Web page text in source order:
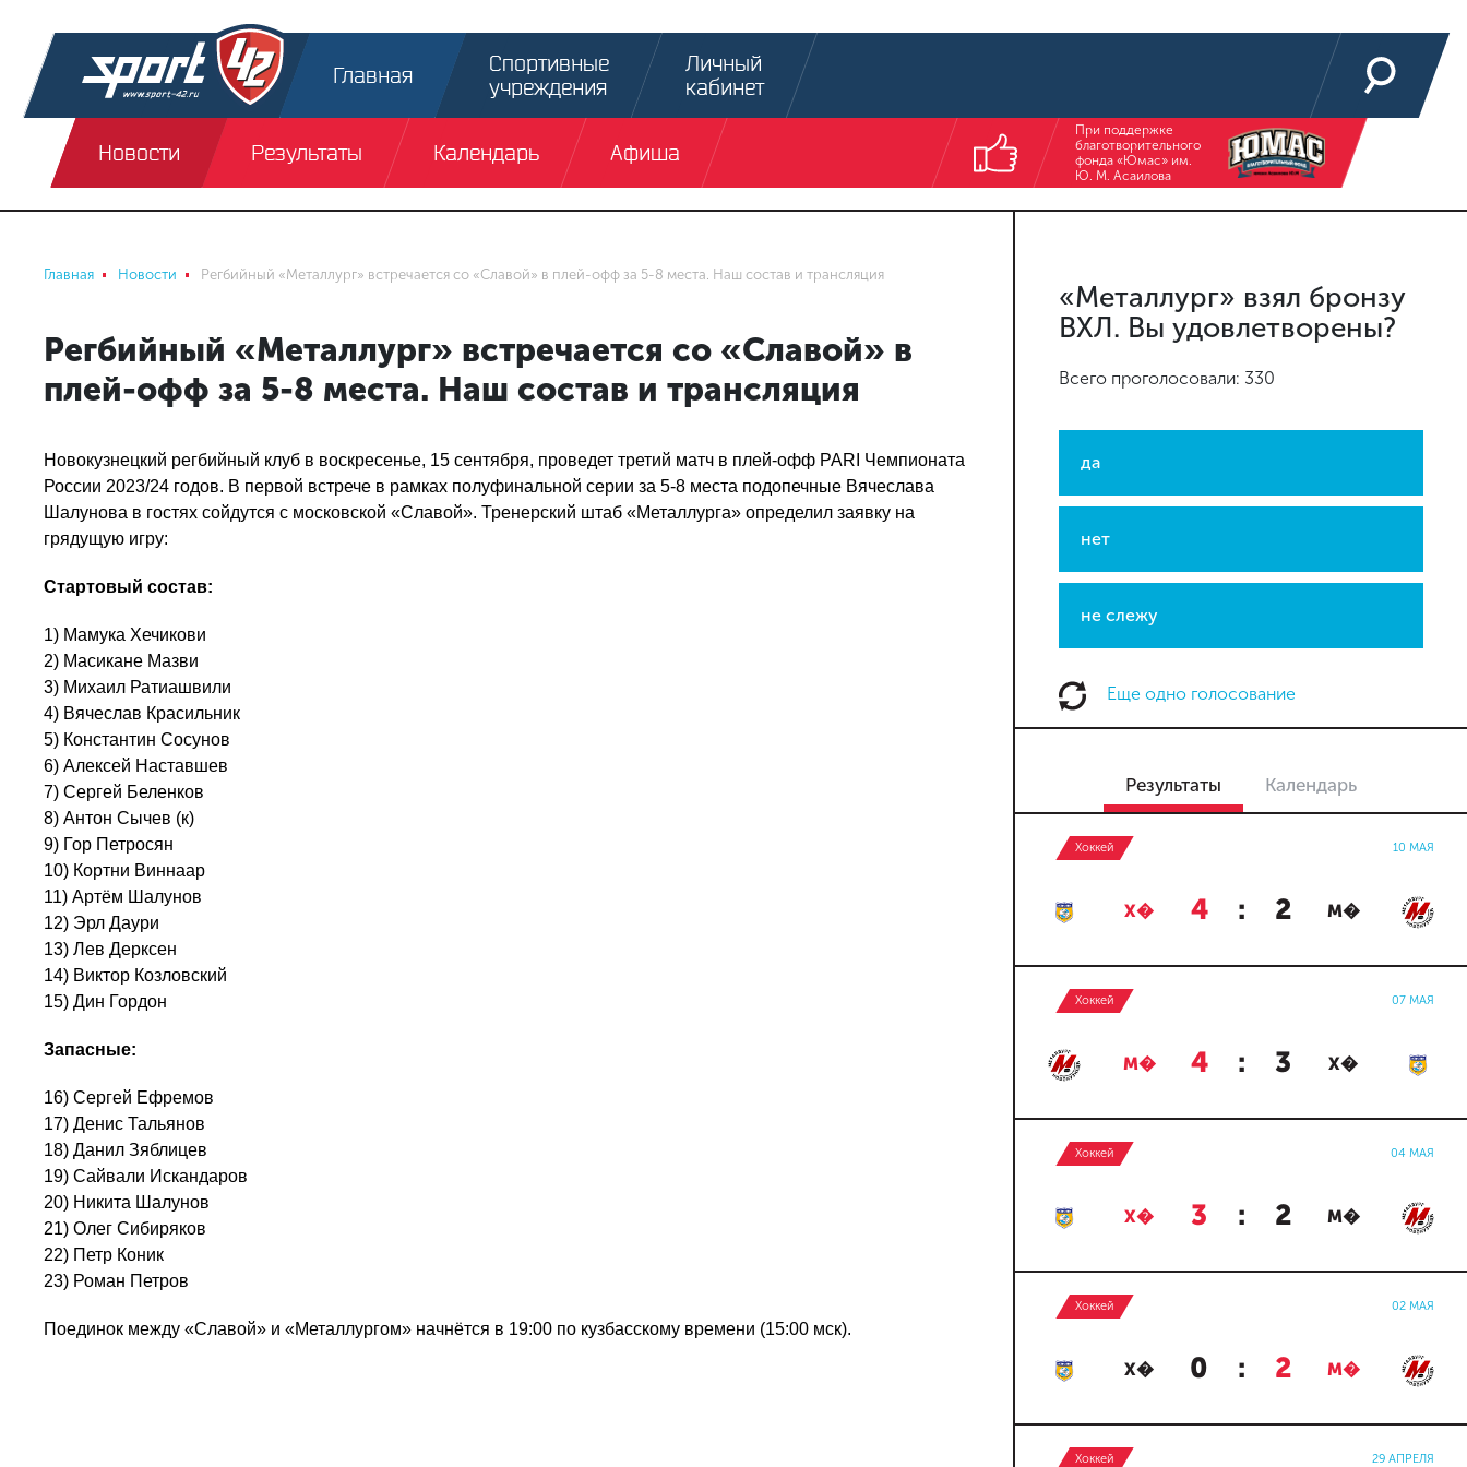
Главная
Спортивные
учреждения
Личный
кабинет
Новости Результаты Календарь Афиша
При поддержке
благотворительного
фонда «Юмас» им.
Ю. М. Асаилова
Главная Новости Регбийный «Металлург» встречается со «Славой» в плей-офф за 5-8 места. Наш состав и трансляция
Регбийный «Металлург» встречается со «Славой» в
плей-офф за 5-8 места. Наш состав и трансляция
Новокузнецкий регбийный клуб в воскресенье, 15 сентября, проведет третий матч в плей-офф PARI Чемпионата
России 2023/24 годов. В первой встрече в рамках полуфинальной серии за 5-8 места подопечные Вячеслава
Шалунова в гостях сойдутся с московской «Славой». Тренерский штаб «Металлурга» определил заявку на
грядущую игру:
Стартовый состав:
1) Мамука Хечикови
2) Масикане Мазви
3) Михаил Ратиашвили
4) Вячеслав Красильник
5) Константин Сосунов
6) Алексей Наставшев
7) Сергей Беленков
8) Антон Сычев (к)
9) Гор Петросян
10) Кортни Виннаар
11) Артём Шалунов
12) Эрл Даури
13) Лев Дерксен
14) Виктор Козловский
15) Дин Гордон
Запасные:
16) Сергей Ефремов
17) Денис Тальянов
18) Данил Зяблицев
19) Сайвали Искандаров
20) Никита Шалунов
21) Олег Сибиряков
22) Петр Коник
23) Роман Петров
Поединок между «Славой» и «Металлургом» начнётся в 19:00 по кузбасскому времени (15:00 мск).
«Металлург» взял бронзу
ВХЛ. Вы удовлетворены?
Всего проголосовали: 330
да
нет
не слежу
Еще одно голосование
Результаты Календарь
Хоккей 10 МАЯ
Х� 4 : 2 М�
Хоккей 07 МАЯ
М� 4 : 3 Х�
Хоккей 04 МАЯ
Х� 3 : 2 М�
Хоккей 02 МАЯ
Х� 0 : 2 М�
Хоккей 29 АПРЕЛЯ